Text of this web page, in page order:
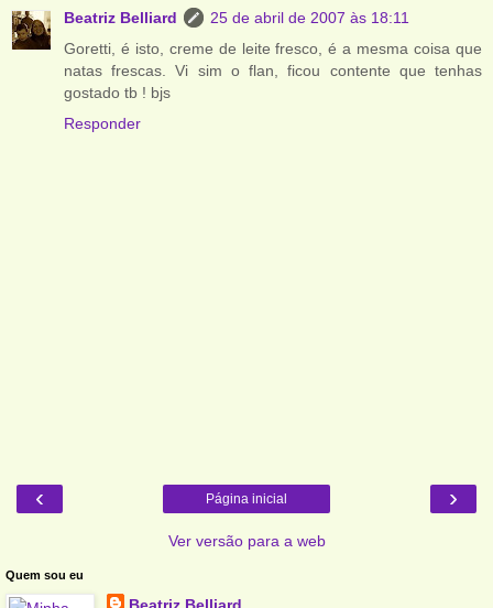
Beatriz Belliard
25 de abril de 2007 às 18:11
Goretti, é isto, creme de leite fresco, é a mesma coisa que
natas frescas. Vi sim o flan, ficou contente que tenhas
gostado tb ! bjs
Responder
‹ ›
Página inicial
Ver versão para a web
Quem sou eu
Beatriz Belliard